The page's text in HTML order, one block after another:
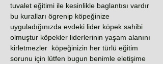
tuvalet eğitimi ile kesinlikle baglantısı vardır
bu kuralları ögrenip köpeğinize
uyguladığınızda evdeki lider köpek sahibi
olmuştur köpekler liderlerinin yaşam alanını
kirletmezler köpeğinizin her türlü eğitim
sorunu için lütfen bugun benimle eletişime